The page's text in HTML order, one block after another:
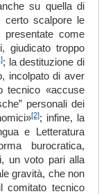
su quella di
certo scalpore le
come
giudicato troppo
; la destituzione di
incolpato di aver
tecnico «accuse
personali dei
[2]; infine, la
e Letteratura
burocratica,
un voto pari alla
gravità, che non
comitato tecnico